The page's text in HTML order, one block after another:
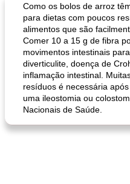
queijo festivo mergulho 'slaw'
Como os bolos de arroz
para dietas com poucos
alimentos que são
Comer 10 a 15 g de fibra
movimentos intestinais
diverticulite, doença de
inflamação intestinal.
resíduos é necessária
uma ileostomia ou
Nacionais de Saúde.